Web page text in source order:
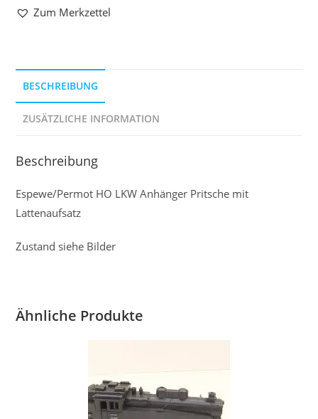
Zum Merkzettel
BESCHREIBUNG
ZUSÄTZLICHE INFORMATION
Beschreibung
Espewe/Permot HO LKW Anhänger Pritsche mit
Lattenaufsatz
Zustand siehe Bilder
Ähnliche Produkte